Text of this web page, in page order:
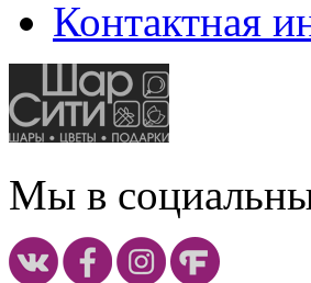
Контактная
Мы в